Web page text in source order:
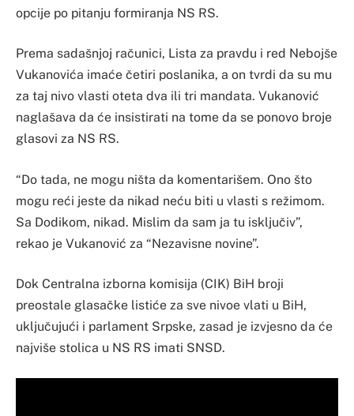
opcije po pitanju formiranja NS RS.
Prema sadašnjoj računici, Lista za pravdu i red Nebojše
Vukanovića imaće četiri poslanika, a on tvrdi da su mu
za taj nivo vlasti oteta dva ili tri mandata. Vukanović
naglašava da će insistirati na tome da se ponovo broje
glasovi za NS RS.
“Do tada, ne mogu ništa da komentarišem. Ono što
mogu reći jeste da nikad neću biti u vlasti s režimom.
Sa Dodikom, nikad. Mislim da sam ja tu isključiv”,
rekao je Vukanović za “Nezavisne novine”.
Dok Centralna izborna komisija (CIK) BiH broji
preostale glasačke listiće za sve nivoe vlati u BiH,
uključujući i parlament Srpske, zasad je izvjesno da će
najviše stolica u NS RS imati SNSD.